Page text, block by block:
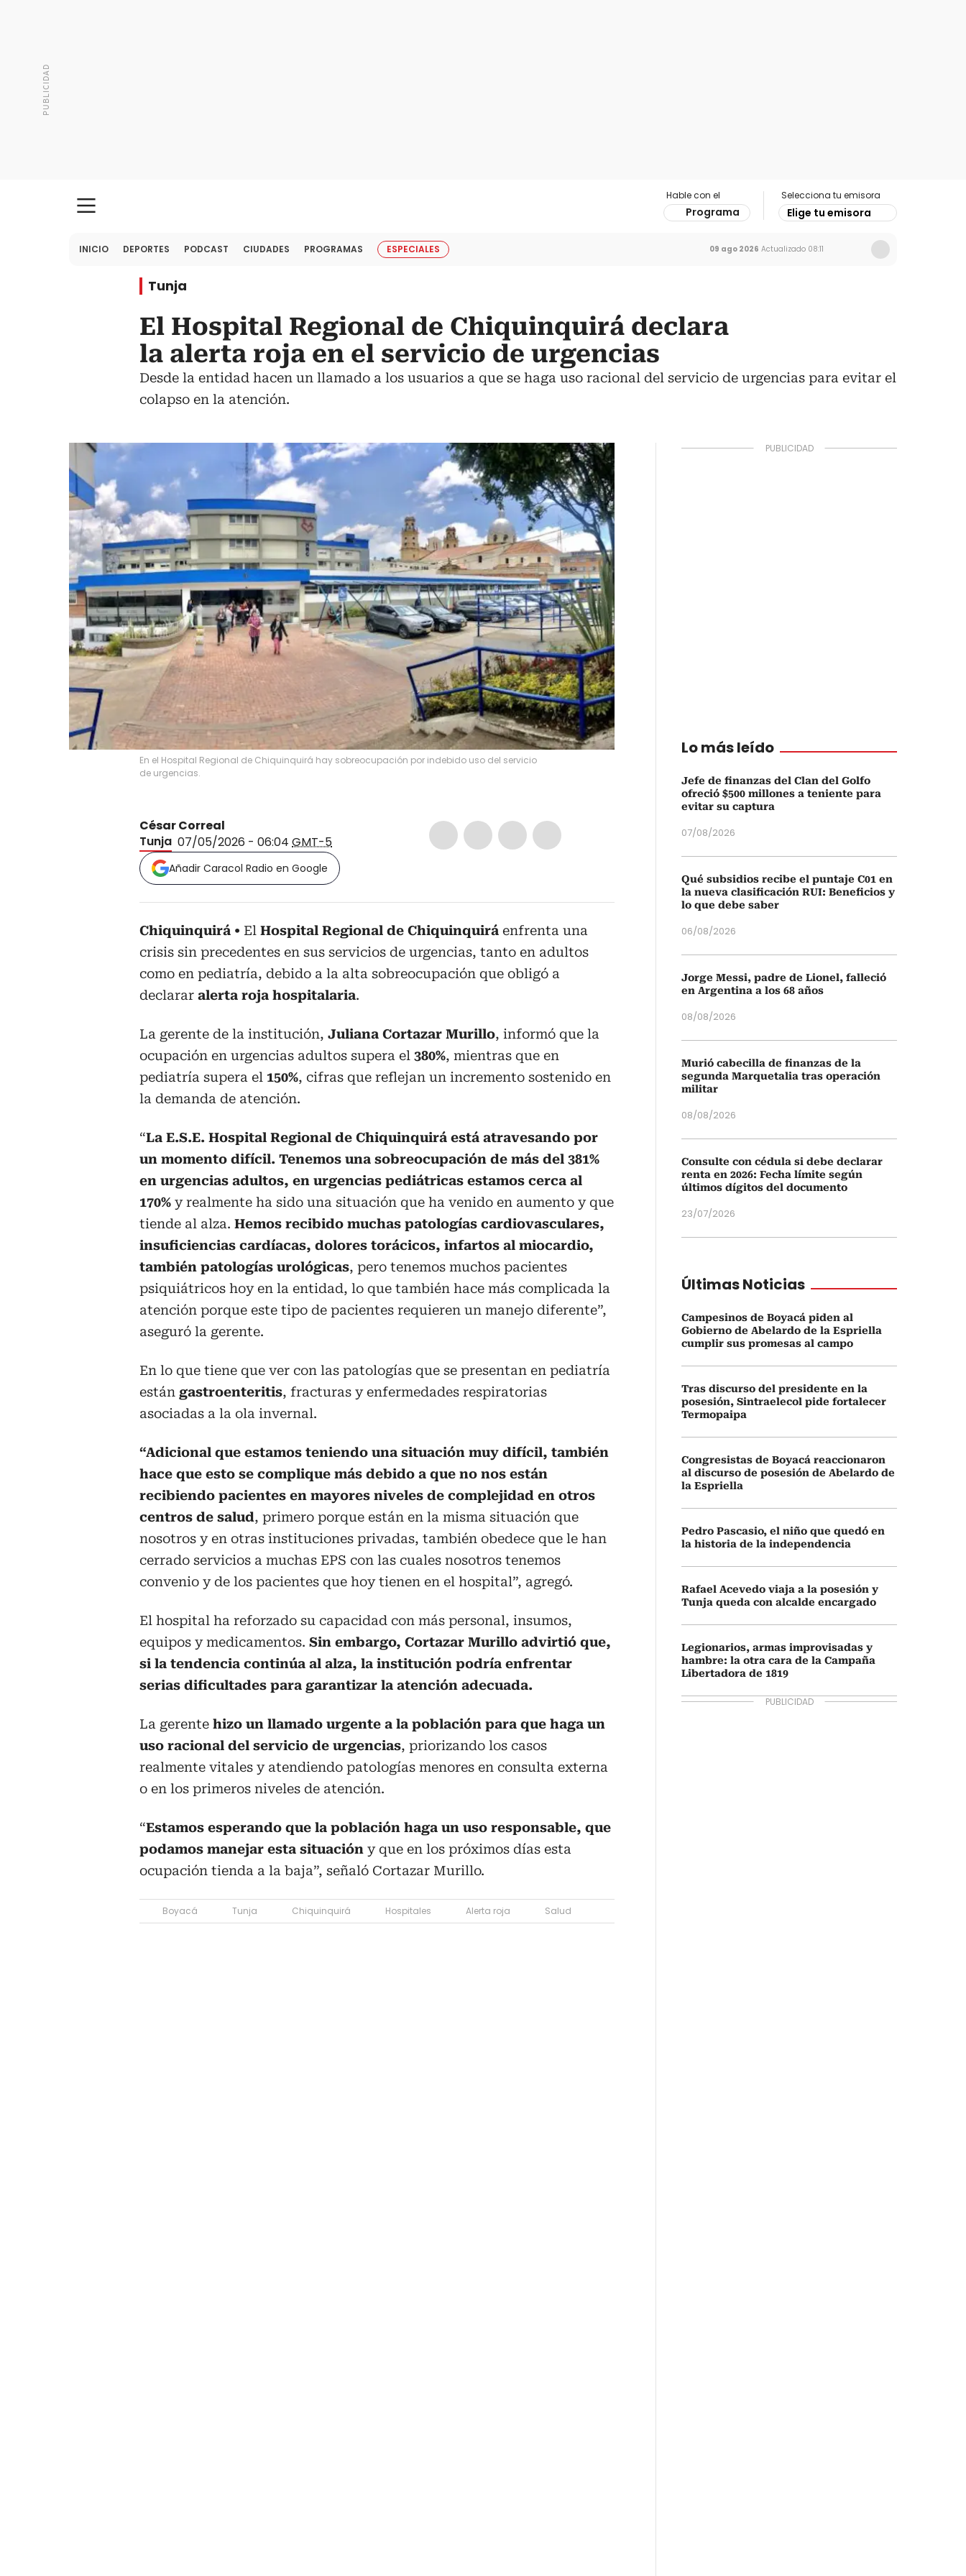
Hable con el
Programa
Selecciona tu emisora
Elige tu emisora
INICIO DEPORTES PODCAST CIUDADES PROGRAMAS ESPECIALES 09 ago 2026 Actualizado 08:11
Tunja
El Hospital Regional de Chiquinquirá declara
la alerta roja en el servicio de urgencias
Desde la entidad hacen un llamado a los usuarios a que se haga uso racional del servicio de urgencias para evitar el
colapso en la atención.
En el Hospital Regional de Chiquinquirá hay sobreocupación por indebido uso del servicio
de urgencias.
César Correal
Tunja 07/05/2026 - 06:04 GMT-5
Añadir Caracol Radio en Google
Chiquinquirá El Hospital Regional de Chiquinquirá enfrenta una
crisis sin precedentes en sus servicios de urgencias, tanto en adultos
como en pediatría, debido a la alta sobreocupación que obligó a
declarar alerta roja hospitalaria.
La gerente de la institución, Juliana Cortazar Murillo, informó que la
ocupación en urgencias adultos supera el 380%, mientras que en
pediatría supera el 150%, cifras que reflejan un incremento sostenido en
la demanda de atención.
“La E.S.E. Hospital Regional de Chiquinquirá está atravesando por
un momento difícil. Tenemos una sobreocupación de más del 381%
en urgencias adultos, en urgencias pediátricas estamos cerca al
170% y realmente ha sido una situación que ha venido en aumento y que
tiende al alza. Hemos recibido muchas patologías cardiovasculares,
insuficiencias cardíacas, dolores torácicos, infartos al miocardio,
también patologías urológicas, pero tenemos muchos pacientes
psiquiátricos hoy en la entidad, lo que también hace más complicada la
atención porque este tipo de pacientes requieren un manejo diferente”,
aseguró la gerente.
En lo que tiene que ver con las patologías que se presentan en pediatría
están gastroenteritis, fracturas y enfermedades respiratorias
asociadas a la ola invernal.
“Adicional que estamos teniendo una situación muy difícil, también
hace que esto se complique más debido a que no nos están
recibiendo pacientes en mayores niveles de complejidad en otros
centros de salud, primero porque están en la misma situación que
nosotros y en otras instituciones privadas, también obedece que le han
cerrado servicios a muchas EPS con las cuales nosotros tenemos
convenio y de los pacientes que hoy tienen en el hospital”, agregó.
El hospital ha reforzado su capacidad con más personal, insumos,
equipos y medicamentos. Sin embargo, Cortazar Murillo advirtió que,
si la tendencia continúa al alza, la institución podría enfrentar
serias dificultades para garantizar la atención adecuada.
La gerente hizo un llamado urgente a la población para que haga un
uso racional del servicio de urgencias, priorizando los casos
realmente vitales y atendiendo patologías menores en consulta externa
o en los primeros niveles de atención.
“Estamos esperando que la población haga un uso responsable, que
podamos manejar esta situación y que en los próximos días esta
ocupación tienda a la baja”, señaló Cortazar Murillo.
Boyacá Tunja Chiquinquirá Hospitales Alerta roja Salud
Lo más leído
Jefe de finanzas del Clan del Golfo
ofreció $500 millones a teniente para
evitar su captura
07/08/2026
Qué subsidios recibe el puntaje C01 en
la nueva clasificación RUI: Beneficios y
lo que debe saber
06/08/2026
Jorge Messi, padre de Lionel, falleció
en Argentina a los 68 años
08/08/2026
Murió cabecilla de finanzas de la
segunda Marquetalia tras operación
militar
08/08/2026
Consulte con cédula si debe declarar
renta en 2026: Fecha límite según
últimos dígitos del documento
23/07/2026
Últimas Noticias
Campesinos de Boyacá piden al
Gobierno de Abelardo de la Espriella
cumplir sus promesas al campo
Tras discurso del presidente en la
posesión, Sintraelecol pide fortalecer
Termopaipa
Congresistas de Boyacá reaccionaron
al discurso de posesión de Abelardo de
la Espriella
Pedro Pascasio, el niño que quedó en
la historia de la independencia
Rafael Acevedo viaja a la posesión y
Tunja queda con alcalde encargado
Legionarios, armas improvisadas y
hambre: la otra cara de la Campaña
Libertadora de 1819